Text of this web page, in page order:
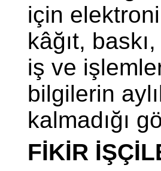
için
kâğıt,
iş ve
bilgilerin
kalmadığı
FİKİR